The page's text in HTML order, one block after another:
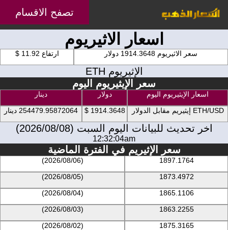
تصفح الاقسام
اسعار الاثيريوم
سعر الاثيريوم 1914.3648 دولار ارتفاع 11.92 $
الإثيريوم ETH
سعر الإيثيريوم اليوم
اسعار الإيثيريوم اليوم دولار
دينار
ETH/USD إيثيريم مقابل الدولار
1914.3648 $ 254479.95872064 دينار
اخر تحديث للبيانات اليوم السبت (2026/08/08)
12:32:04am
سعر الإثيريم في الفترة الماضية
1897.1764
(2026/08/06)
1873.4972
(2026/08/05)
1865.1106
(2026/08/04)
1863.2255
(2026/08/03)
1875.3165
(2026/08/02)